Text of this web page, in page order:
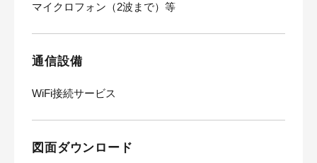
マイクロフォン（2波まで）等
通信設備
WiFi接続サービス
図面ダウンロード